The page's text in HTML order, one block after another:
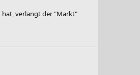
hat, verlangt der "Markt"